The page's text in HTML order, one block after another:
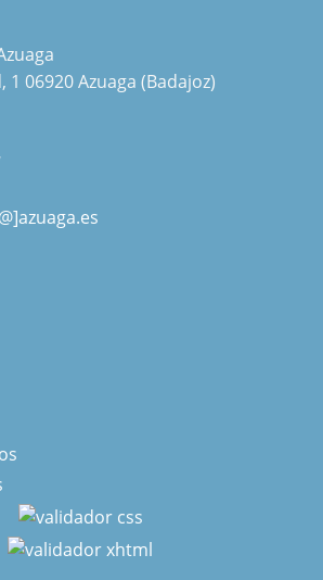
1 06920 Azuaga (Badajoz)